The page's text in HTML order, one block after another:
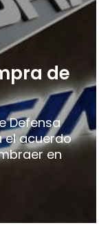
de
Defensa
el acuerdo
en